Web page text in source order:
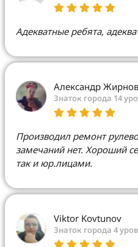
Адекватные ребята,
Александр Жирнов
Знаток города 14
Производил ремонт
замечаний нет. Хороший
так и юр.лицами.
Viktor Kovtunov
Знаток города 4